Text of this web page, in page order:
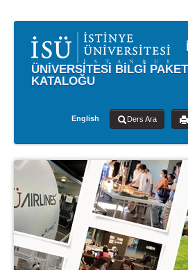
ÜNİVERSİTESİ BİLGİ
KATALOĞU
English Ders Ara